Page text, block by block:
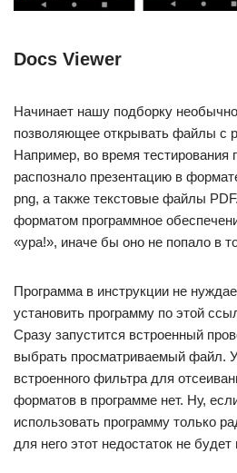
Docs Viewer
Начинает нашу подборку
позволяющее открывать файлы с
Например, во время тестирования
распознало презентацию в
png, а также текстовые файлы
форматом программное
«ура!», иначе бы оно не попало в
Программа в инструкции не
установить программу по этой
Сразу запустится встроенный
выбрать просматриваемый файл.
встроенного фильтра для
форматов в программе нет. Ну,
использовать программу только
для него этот недостаток не будет